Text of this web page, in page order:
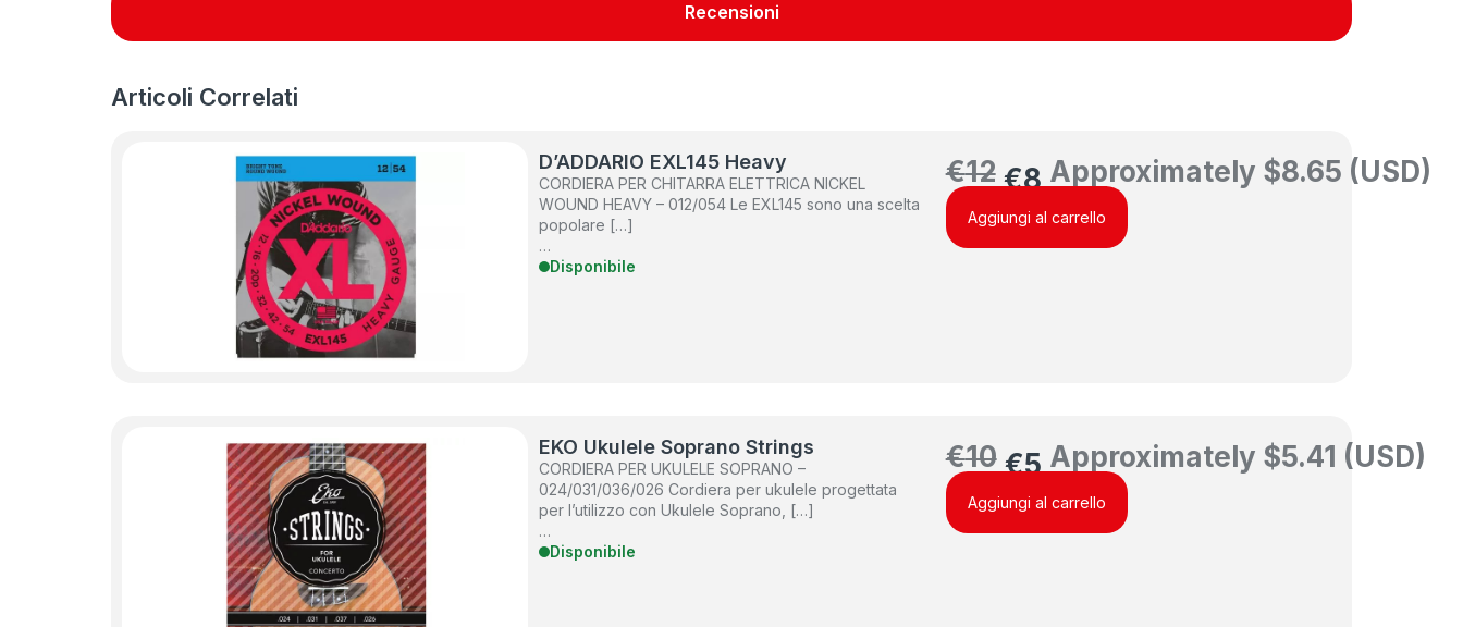
Recensioni
Articoli Correlati
D’ADDARIO EXL145 Heavy
CORDIERA PER CHITARRA ELETTRICA NICKEL
WOUND HEAVY – 012/054 Le EXL145 sono una scelta
popolare […]
…
Disponibile
€12 €8 Approximately $8.65 (USD)
Aggiungi al carrello
EKO Ukulele Soprano Strings
CORDIERA PER UKULELE SOPRANO –
024/031/036/026 Cordiera per ukulele progettata
per l’utilizzo con Ukulele Soprano, […]
…
Disponibile
€10 €5 Approximately $5.41 (USD)
Aggiungi al carrello